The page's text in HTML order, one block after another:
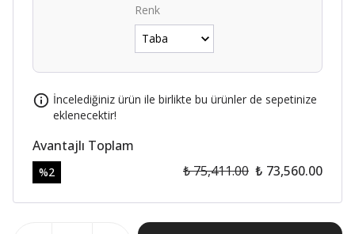
Renk
İncelediğiniz ürün ile birlikte bu ürünler de sepetinize
eklenecektir!
Avantajlı Toplam
%2 ₺ 75,411.00 ₺ 73,560.00